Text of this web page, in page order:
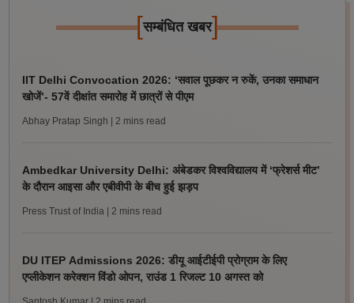
[सम्बंधित खबर]
IIT Delhi Convocation 2026: ‘सवाल पूछकर न रुकें, उनका समाधान
खोजें’- 57वें दीक्षांत समारोह में छात्रों से पीएम
Abhay Pratap Singh | 2 mins read
Ambedkar University Delhi: अंबेडकर विश्वविद्यालय में ‘फ्रेशर्स मीट’
के दौरान आइसा और एबीवीपी के बीच हुई झड़प
Press Trust of India | 2 mins read
DU ITEP Admissions 2026: डीयू आईटीईपी प्रोग्राम के लिए
एप्लीकेशन करेक्शन विंडो ओपन, राउंड 1 रिजल्ट 10 अगस्त को